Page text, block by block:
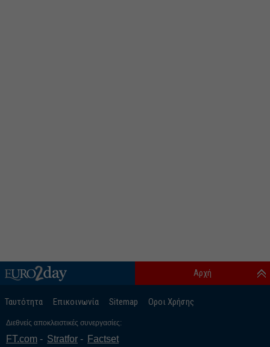
Ταυτότητα Επικοινωνία Sitemap Οροι Χρήσης
Αρχή
Διεθνείς αποκλειστικές συνεργασίες:
FT.com Stratfor Factset